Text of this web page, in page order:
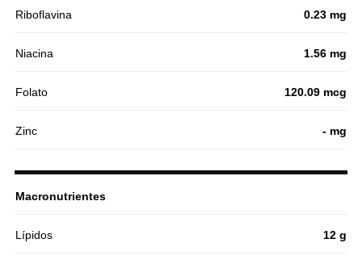
Riboflavina 0.23 mg
Niacina 1.56 mg
Folato 120.09 mcg
Zinc - mg
Macronutrientes
Lípidos 12 g